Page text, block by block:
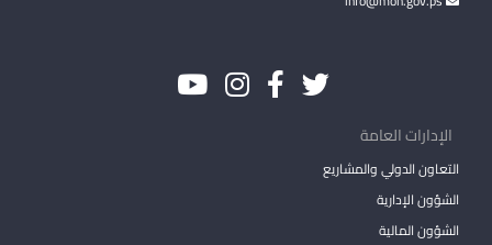
الإدارات العامة
التعاون الدولي والمشاريع
الشؤون الإدارية
الشؤون المالية